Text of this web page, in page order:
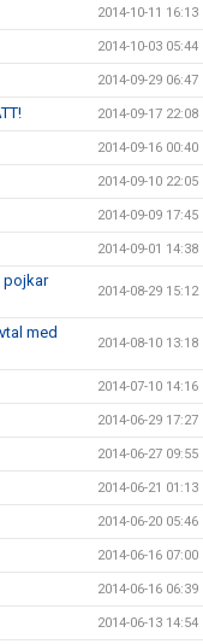
2014-10-11 16:13
2014-10-03 05:44
2014-09-29 06:47
2014-09-17 22:08
2014-09-16 00:40
2014-09-10 22:05
2014-09-09 17:45
2014-09-01 14:38
pojkar
2014-08-29 15:12
med
2014-08-10 13:18
2014-07-10 14:16
2014-06-29 17:27
2014-06-27 09:55
2014-06-21 01:13
2014-06-20 05:46
2014-06-16 07:00
2014-06-16 06:39
2014-06-13 14:54